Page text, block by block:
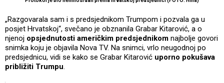
„Razgovarala sam i s predsjednikom Trumpom i pozvala ga u
posjet Hrvatskoj“, svečano je obznanila Grabar Kitarović, a o
njenoj opsjednutosti američkim predsjednikom najbolje govori
snimka koju je objavila Nova TV. Na snimci, vrlo neugodnoj po
predsjednicu, vidi se kako se Grabar Kitarović uporno pokušava
približiti Trumpu.